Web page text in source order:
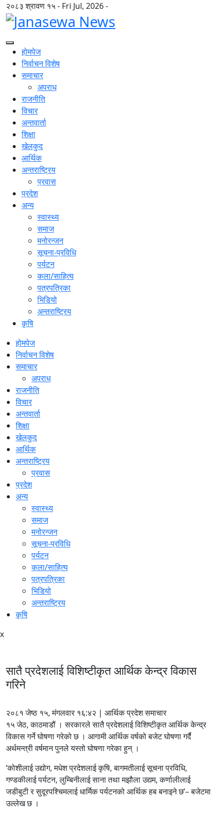
२०८३ श्रावण १५ - Fri Jul, 2026 -
होमपेज
निर्वाचन विशेष
समाचार
अपराध
राजनीति
विचार
अन्तवार्ता
शिक्षा
खेलकुद
आर्थिक
अन्तराष्ट्रिय
प्रवास
प्रदेश
अन्य
स्वास्थ्य
समाज
मनोरन्जन
सूचना-प्रविधि
पर्यटन
कला/साहित्य
पत्रपत्रिका
भिडियो
अन्तराष्ट्रिय
कृषि
होमपेज
निर्वाचन विशेष
समाचार
अपराध
राजनीति
विचार
अन्तवार्ता
शिक्षा
खेलकुद
आर्थिक
अन्तराष्ट्रिय
प्रवास
प्रदेश
अन्य
स्वास्थ्य
समाज
मनोरन्जन
सूचना-प्रविधि
पर्यटन
कला/साहित्य
पत्रपत्रिका
भिडियो
अन्तराष्ट्रिय
कृषि
x
सातै प्रदेशलाई विशिष्टीकृत आर्थिक केन्द्र विकास
गरिने
२०८१ जेष्ठ १५, मंगलवार १६:४२ | आर्थिक प्रदेश समाचार
१५ जेठ, काठमाडौं । सरकारले सातै प्रदेशलाई विशिष्टीकृत आर्थिक केन्द्र
विकास गर्ने घोषणा गरेको छ । आगामी आर्थिक वर्षको बजेट घोषणा गर्दै
अर्थमन्त्री वर्षमान पुनले यस्तो घोषणा गरेका हुन् ।
‘कोशीलाई उद्योग, मधेश प्रदेशलाई कृषि, बागमतीलाई सूचना प्रविधि,
गण्डकीलाई पर्यटन, लुम्बिनीलाई साना तथा मझौला उद्यम, कर्णालीलाई
जडीबुटी र सुदूरपश्चिमलाई धार्मिक पर्यटनको आर्थिक हब बनाइने छ’– बजेटमा
उल्लेख छ ।